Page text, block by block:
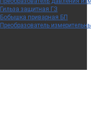
Гильза защитная ГЗ
Бобышка приварная БП
Преобразователь